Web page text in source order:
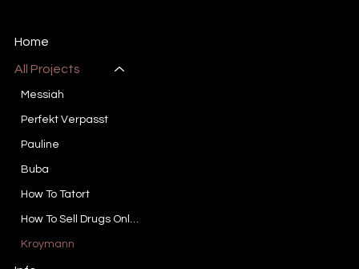
Home
All Projects
Messiah
Perfekt Verpasst
Pauline
Buba
How To Tatort
How To Sell Drugs Online (Fast)
Kroymann